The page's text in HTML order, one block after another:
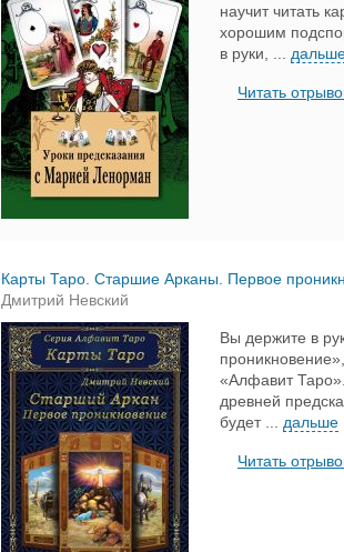
научит читать
хорошим
в руки,
Читать
Карты Таро. Старшие Арканы. Первое
Дмитрий Невский
Вы держите в
«Алфавит
древней
будет
дальше
Читать